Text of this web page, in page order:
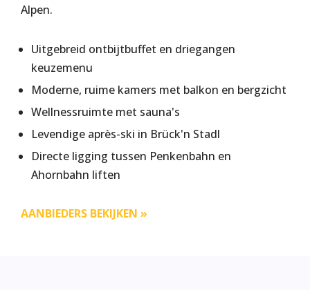
Alpen.
Uitgebreid ontbijtbuffet en driegangen
keuzemenu
Moderne, ruime kamers met balkon en bergzicht
Wellnessruimte met sauna's
Levendige après-ski in Brück'n Stadl
Directe ligging tussen Penkenbahn en
Ahornbahn liften
AANBIEDERS BEKIJKEN »